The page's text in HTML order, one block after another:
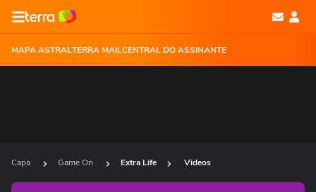
MAPA ASTRALTERRA MAILCENTRAL DO ASSINANTE
Capa Game On Extra Life Videos